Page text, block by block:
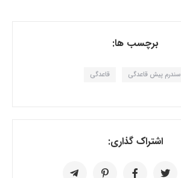
برچسب ها:
سندرم پیش قاعدگی قاعدگی
اشتراک گذاری: